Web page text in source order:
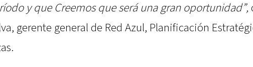
y que Creemos que será una gran oportunidad”,
gerente general de Red Azul, Planificación